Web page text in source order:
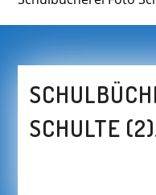
SCHULTE